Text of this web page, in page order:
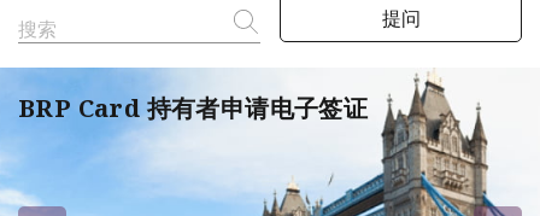
提问
BRP Card 持有者申请电子签证